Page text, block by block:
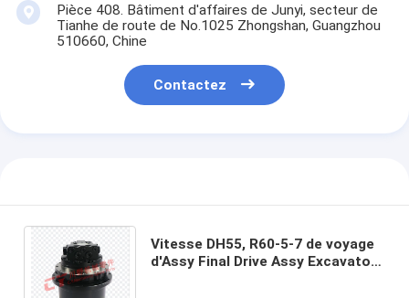
Pièce 408. Bâtiment d'affaires de Junyi, secteur de
Tianhe de route de No.1025 Zhongshan, Guangzhou
510660, Chine
Contactez
Vitesse DH55, R60-5-7 de voyage
d'Assy Final Drive Assy Excavator